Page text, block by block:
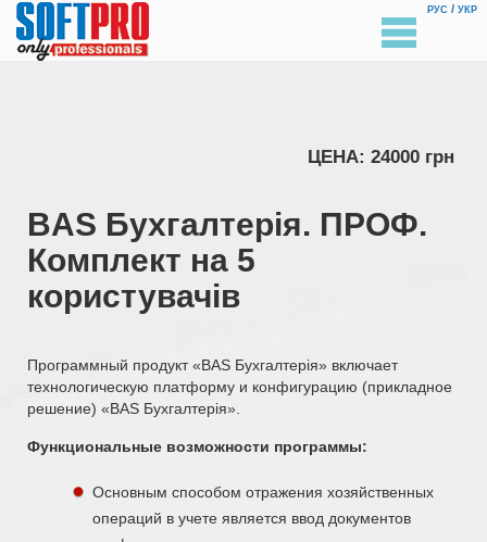
РУС / УКР
ЦЕНА: 24000 грн
BAS Бухгалтерія. ПРОФ.
Комплект на 5
користувачів
Программный продукт «BAS Бухгалтерія» включает
технологическую платформу и конфигурацию (прикладное
решение) «BAS Бухгалтерія».
Функциональные возможности программы:
Основным способом отражения хозяйственных
операций в учете является ввод документов